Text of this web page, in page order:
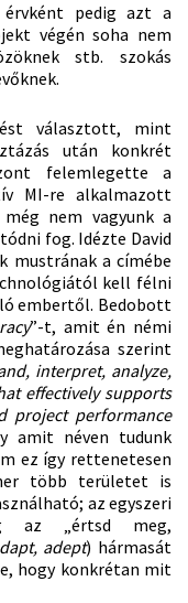
pedig azt a
végén soha nem
stb. szokás
választott, mint
után konkrét
felemlegette a
MI-re alkalmazott
nem vagyunk a
fog. Idézte David
mustrának a címébe
kell félni
embertől. Bedobott
”-t, amit én némi
szerint
interpret, analyze,
effectively supports
project performance
amit néven tudunk
ez így rettenetesen
több területet is
az egyszeri
az „értsd meg,
adept) hármasát
hogy konkrétan mit